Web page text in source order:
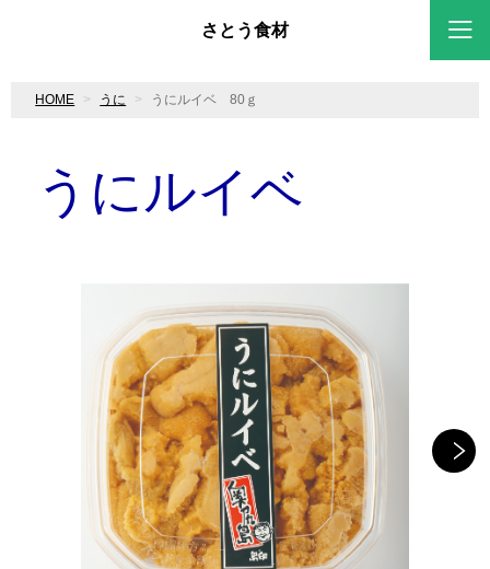
さとう食材
HOME うに うにルイベ 80ｇ
うにルイベ